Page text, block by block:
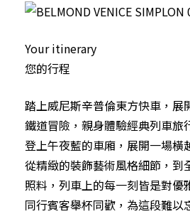
Your itinerary
您的行程
踏上威尼斯辛普倫東方快車，展
鐵道冒險，親身體驗經典列車旅
登上午夜藍的車廂，展開一場橫
從精緻的裝飾藝術風格細節，到
照料，列車上的每一刻皆是對優
同行賓客舉杯同歡，為這段難以